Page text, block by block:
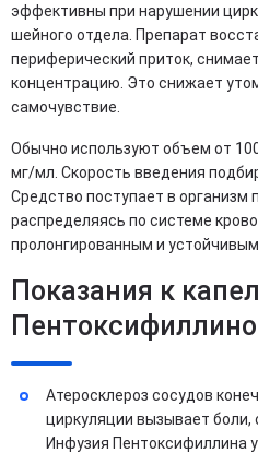
эффективны при нарушении
шейного отдела. Препарат
периферический приток,
концентрацию. Это снижает
самочувствие.
Обычно используют объем от
мг/мл. Скорость введения
Средство поступает в организм
распределяясь по системе
пролонгированным и устойчивым.
Показания к
Атеросклероз сосудов
циркуляции вызывает боли,
Инфузия Пентоксифиллина